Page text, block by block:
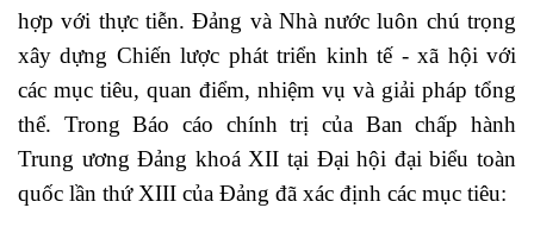
hợp với thực tiễn. Đảng và Nhà nước luôn chú trọng
xây dựng Chiến lược phát triển kinh tế - xã hội với
các mục tiêu, quan điểm, nhiệm vụ và giải pháp tổng
thể. Trong Báo cáo chính trị của Ban chấp hành
Trung ương Đảng khoá XII tại Đại hội đại biểu toàn
quốc lần thứ XIII của Đảng đã xác định các mục tiêu: